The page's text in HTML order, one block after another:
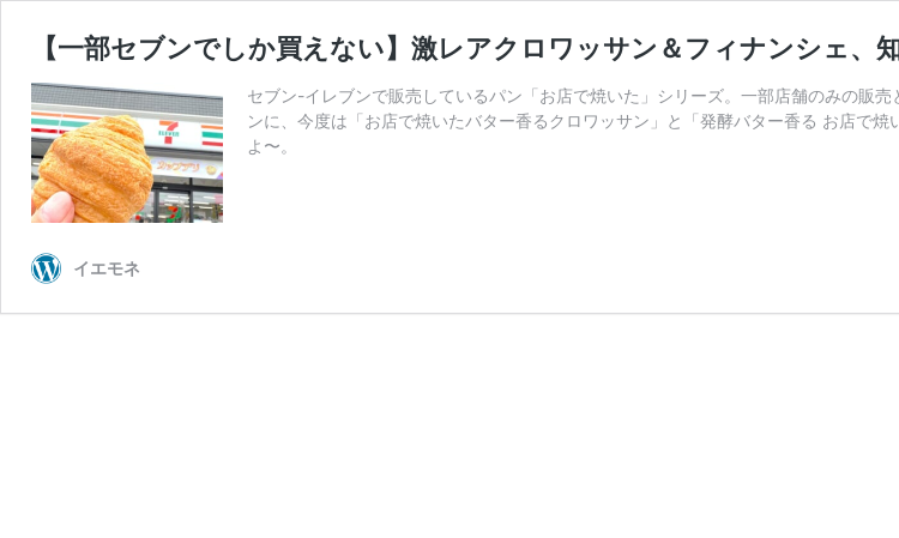
【一部セブンでしか買えない】激レアクロワッサン＆フィナンシェ、
セブン-イレブンで販売しているパン「お店で焼いた」シリーズ。一部店舗のみの販
ンに、今度は「お店で焼いたバター香るクロワッサン」と「発酵バター香る お店で
よ〜。
イエモネ